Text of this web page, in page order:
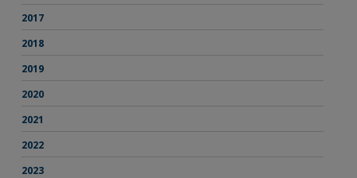
2017
2018
2019
2020
2021
2022
2023